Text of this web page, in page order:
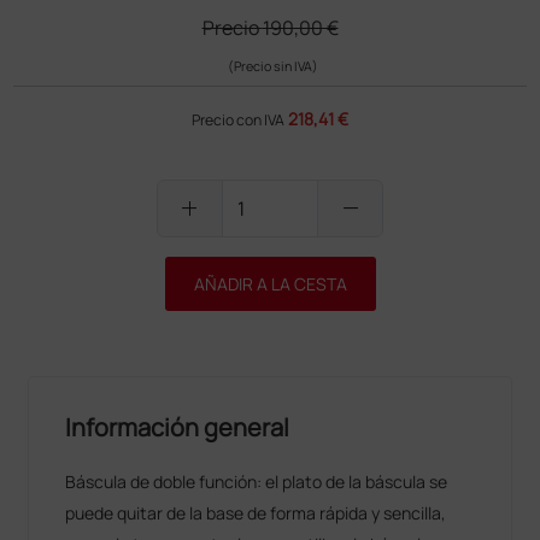
Precio190,00 €
(Precio sin IVA)
Precio con IVA 218,41 €
add remove
AÑADIR A LA CESTA
Información general
Báscula de doble función: el plato de la báscula se
puede quitar de la base de forma rápida y sencilla,